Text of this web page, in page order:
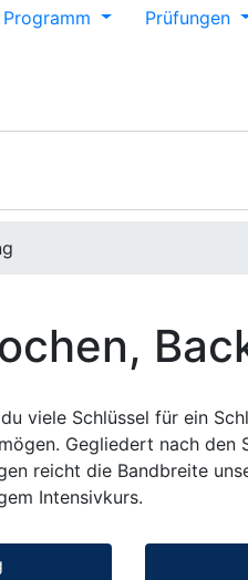
Programm Prüfungen
viele Schlüssel für ein
Gegliedert nach
reicht die Bandbreite
Intensivkurs.